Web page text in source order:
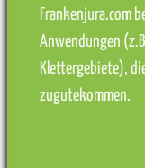
Frankenjura.com
Anwendungen
Klettergebiete),
zugutekommen.